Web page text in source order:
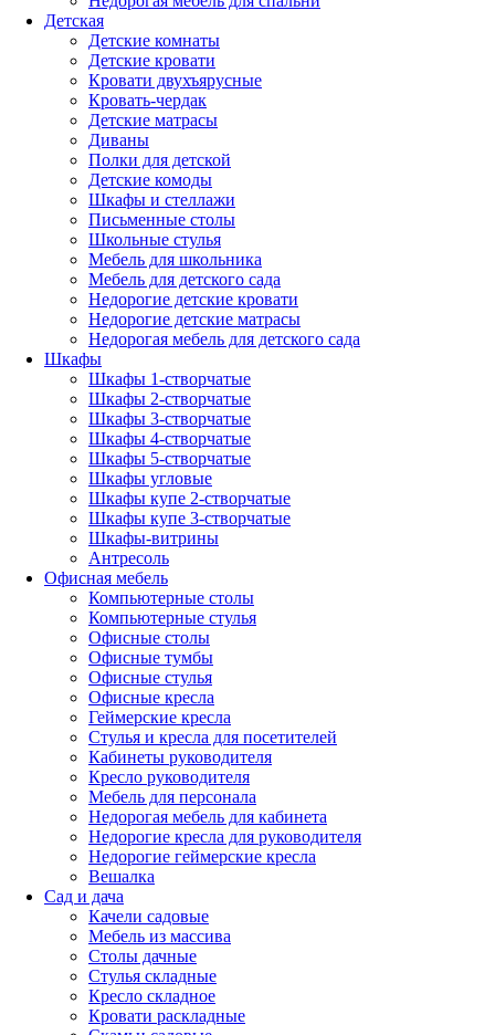
Детская
Детские комнаты
Детские кровати
Кровати двухъярусные
Кровать-чердак
Детские матрасы
Диваны
Полки для детской
Детские комоды
Шкафы и стеллажи
Письменные столы
Школьные стулья
Мебель для школьника
Мебель для детского сада
Недорогие детские кровати
Недорогие детские матрасы
Недорогая мебель для детского сада
Шкафы
Шкафы 1-створчатые
Шкафы 2-створчатые
Шкафы 3-створчатые
Шкафы 4-створчатые
Шкафы 5-створчатые
Шкафы угловые
Шкафы купе 2-створчатые
Шкафы купе 3-створчатые
Шкафы-витрины
Антресоль
Офисная мебель
Компьютерные столы
Компьютерные стулья
Офисные столы
Офисные тумбы
Офисные стулья
Офисные кресла
Геймерские кресла
Стулья и кресла для посетителей
Кабинеты руководителя
Кресло руководителя
Мебель для персонала
Недорогая мебель для кабинета
Недорогие кресла для руководителя
Недорогие геймерские кресла
Вешалка
Сад и дача
Качели садовые
Мебель из массива
Столы дачные
Стулья складные
Кресло складное
Кровати раскладные